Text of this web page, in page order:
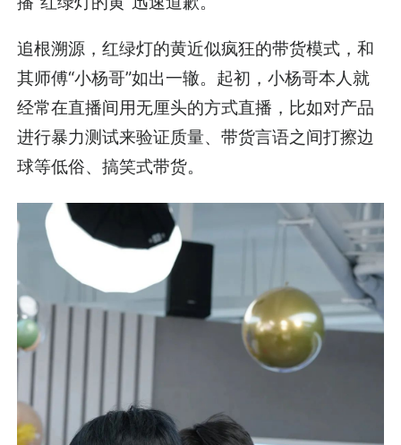
追根溯源，红绿灯的黄近似疯狂的带货模式，和
其师傅“小杨哥”如出一辙。起初，小杨哥本人就
经常在直播间用无厘头的方式直播，比如对产品
进行暴力测试来验证质量、带货言语之间打擦边
球等低俗、搞笑式带货。